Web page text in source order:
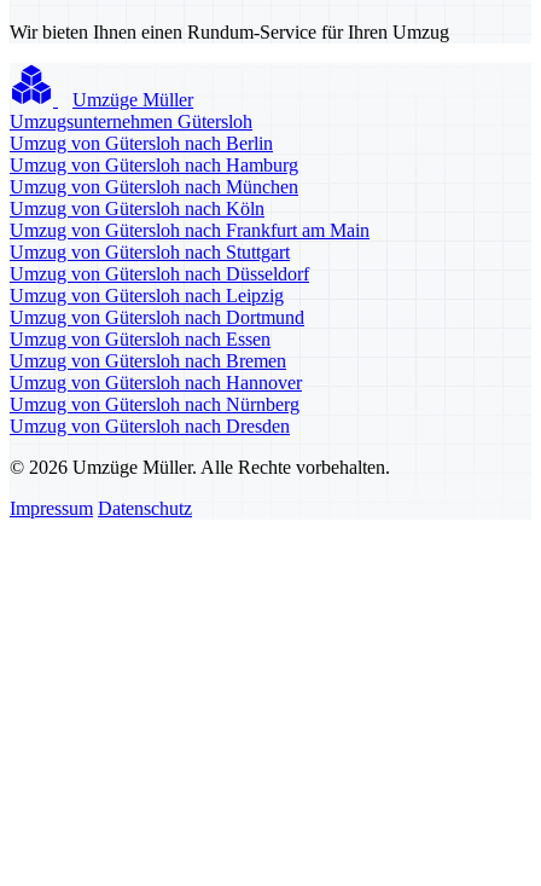
Wir bieten Ihnen einen Rundum-Service für Ihren Umzug
Umzüge Müller
Umzugsunternehmen Gütersloh
Umzug von Gütersloh nach Berlin
Umzug von Gütersloh nach Hamburg
Umzug von Gütersloh nach München
Umzug von Gütersloh nach Köln
Umzug von Gütersloh nach Frankfurt am Main
Umzug von Gütersloh nach Stuttgart
Umzug von Gütersloh nach Düsseldorf
Umzug von Gütersloh nach Leipzig
Umzug von Gütersloh nach Dortmund
Umzug von Gütersloh nach Essen
Umzug von Gütersloh nach Bremen
Umzug von Gütersloh nach Hannover
Umzug von Gütersloh nach Nürnberg
Umzug von Gütersloh nach Dresden
© 2026 Umzüge Müller. Alle Rechte vorbehalten.
Impressum Datenschutz